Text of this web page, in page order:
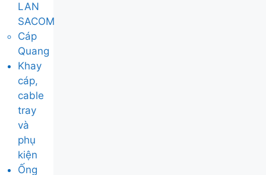
LAN
SACOM
Cáp
Quang
Khay
cáp,
cable
tray
và
phụ
kiện
Ống